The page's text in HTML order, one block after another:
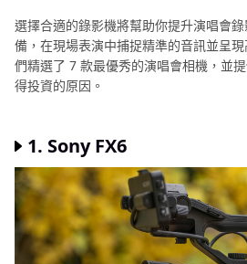
選擇合適的錄影機將幫助你提升演唱會
備，在現場表演中捕捉精準的音訊並呈
們精選了 7 款最優秀的演唱會相機，並
得投資的原因。
1. Sony FX6